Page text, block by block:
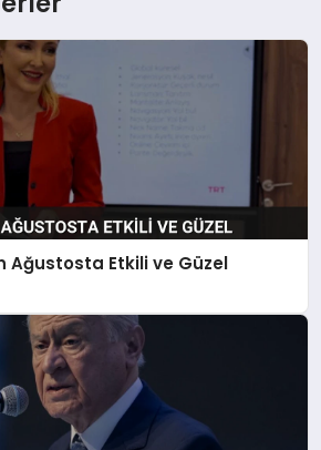
Ağustosta Etkili ve Güzel